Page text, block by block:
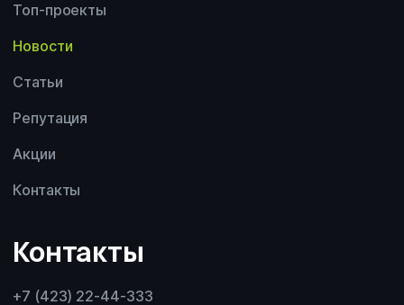
Топ-проекты
Новости
Статьи
Репутация
Акции
Контакты
Контакты
+7 (423) 22-44-333